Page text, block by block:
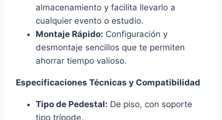
almacenamiento y facilita llevarlo a
cualquier evento o estudio.
Montaje Rápido: Configuración y
desmontaje sencillos que te permiten
ahorrar tiempo valioso.
Especificaciones Técnicas y Compatibilidad
Tipo de Pedestal: De piso, con soporte
tipo trípode.